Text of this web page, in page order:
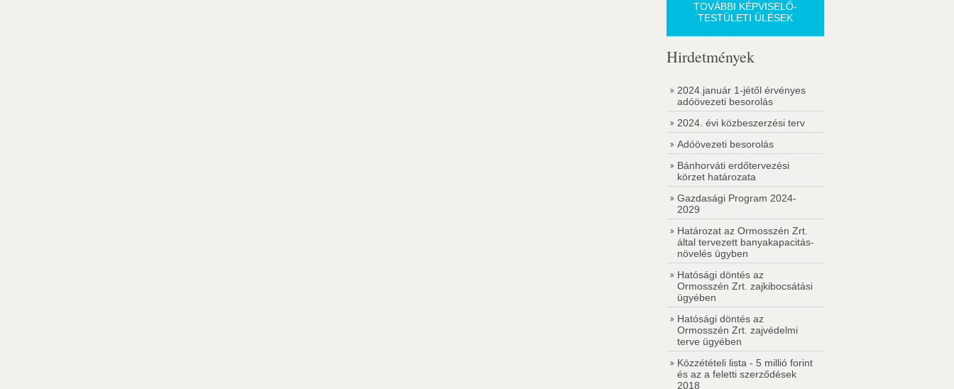
TOVÁBBI KÉPVISELŐ-
TESTÜLETI ÜLÉSEK
Hirdetmények
2024.január 1-jétől érvényes
adóövezeti besorolás
2024. évi közbeszerzési terv
Adóövezeti besorolás
Bánhorváti erdőtervezési
körzet határozata
Gazdasági Program 2024-
2029
Határozat az Ormosszén Zrt.
által tervezett banyakapacitás-
növelés ügyben
Hatósági döntés az
Ormosszén Zrt. zajkibocsátási
ügyében
Hatósági döntés az
Ormosszén Zrt. zajvédelmi
terve ügyében
Közzétételi lista - 5 millió forint
és az a feletti szerződések
2018